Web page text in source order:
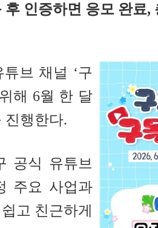
인증하면 응모 완료,
브 채널 ‘구
해 6월 한 달
진행한다.
공식 유튜브
주요 사업과
고 친근하게